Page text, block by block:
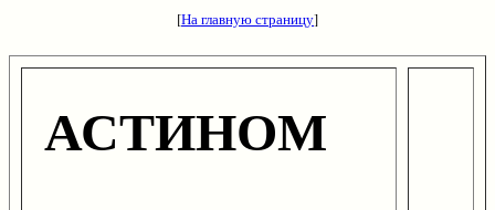
[На главную страницу]
АСТИНОМ